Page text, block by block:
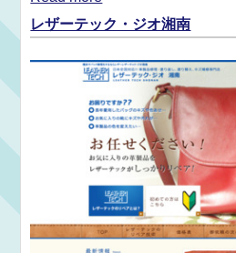
レザーテック・ジオ湘南